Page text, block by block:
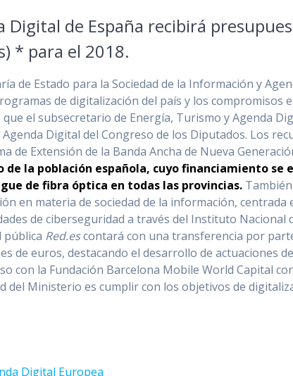
Digital de España recibirá
* para el 2018.
de Estado para la Sociedad de la Información y
de digitalización del país y los
que el subsecretario de Energía, Turismo y Agenda
Digital del Congreso de los Diputados. Los
de Extensión de la Banda Ancha de Nueva
de la población española, cuyo financiamiento
de fibra óptica en todas las provincias.
en materia de sociedad de la información,
de ciberseguridad a través del Instituto Nacional
pública Red.escontará con una transferencia por
de euros, destacando el desarrollo de actuaciones
con la Fundación Barcelona Mobile World Capital
del Ministerio es cumplir con los objetivos de
Digital Europea